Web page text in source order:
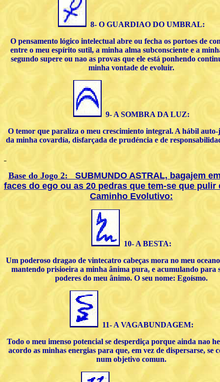
8- O GUARDIAO DO UMBRAL:
O pensamento lógico intelectual abre ou fecha os portoes de
entre o meu espírito sutil, a minha alma subconsciente e a
segundo supere ou nao as provas que ele está ponhendo
minha vontade de evoluir.
9- A SOMBRA DA LUZ:
O temor que paraliza o meu crescimiento integral. A hábil
da minha covardía, disfarçada de prudéncia e de
Base do Jogo 2: SUBMUNDO ASTRAL, bagajem
faces do ego ou as 20 pedras que tem-se que pulir
Caminho Evolutivo:
10- A BESTA:
Um poderoso dragao de vintecatro cabeças mora no meu
mantendo prisioeira a minha ânima pura, e acumulando para
poderes do meu ânimo. O seu nome: Egoísmo.
11- A VAGABUNDAGEM:
Todo o meu imenso potencial se desperdiça porque ainda nao
acordo as minhas energias para que, em vez de dispersarse, se
num objetivo comun.